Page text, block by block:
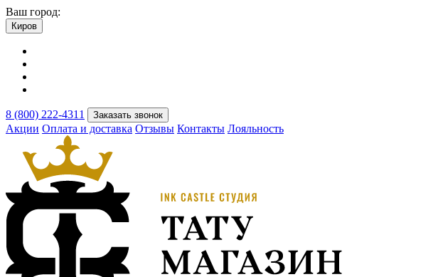
Ваш город:
Киров
8 (800) 222-4311 Заказать звонок
Акции Оплата и доставка Отзывы Контакты Лояльность